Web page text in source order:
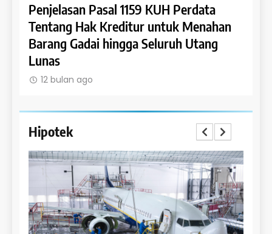
Penjelasan Pasal 1159 KUH Perdata
Tentang Hak Kreditur untuk Menahan
Barang Gadai hingga Seluruh Utang
Lunas
12 bulan ago
Hipotek